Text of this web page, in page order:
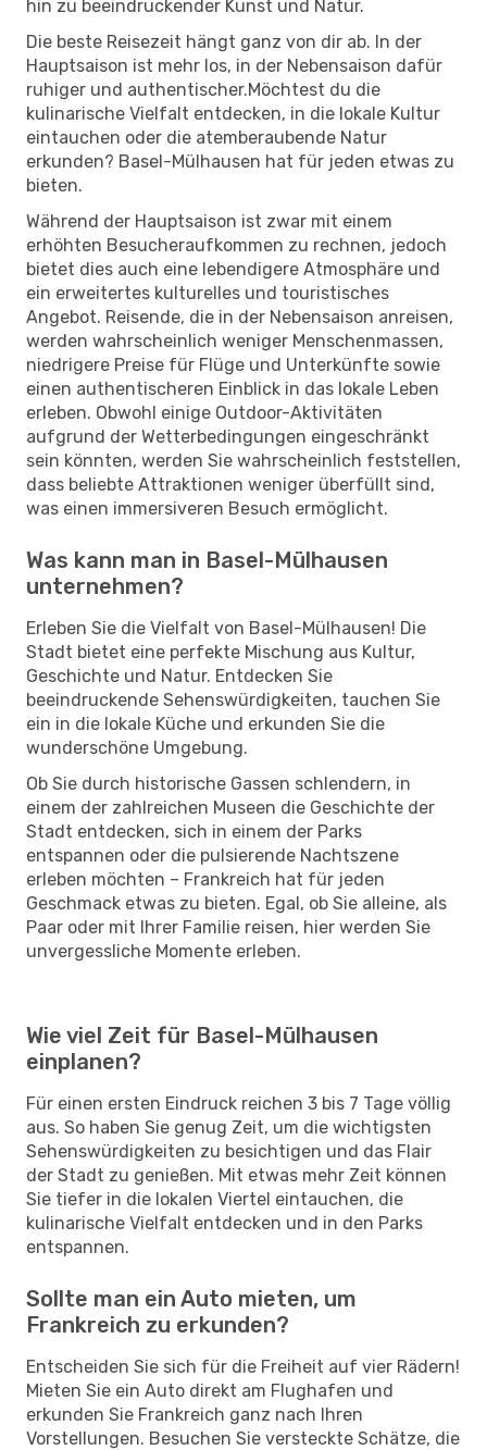
hin zu beeindruckender Kunst und Natur.
Die beste Reisezeit hängt ganz von dir ab. In der
Hauptsaison ist mehr los, in der Nebensaison dafür
ruhiger und authentischer.Möchtest du die
kulinarische Vielfalt entdecken, in die lokale Kultur
eintauchen oder die atemberaubende Natur
erkunden? Basel-Mülhausen hat für jeden etwas zu
bieten.
Während der Hauptsaison ist zwar mit einem
erhöhten Besucheraufkommen zu rechnen, jedoch
bietet dies auch eine lebendigere Atmosphäre und
ein erweitertes kulturelles und touristisches
Angebot. Reisende, die in der Nebensaison anreisen,
werden wahrscheinlich weniger Menschenmassen,
niedrigere Preise für Flüge und Unterkünfte sowie
einen authentischeren Einblick in das lokale Leben
erleben. Obwohl einige Outdoor-Aktivitäten
aufgrund der Wetterbedingungen eingeschränkt
sein könnten, werden Sie wahrscheinlich feststellen,
dass beliebte Attraktionen weniger überfüllt sind,
was einen immersiveren Besuch ermöglicht.
Was kann man in Basel-Mülhausen
unternehmen?
Erleben Sie die Vielfalt von Basel-Mülhausen! Die
Stadt bietet eine perfekte Mischung aus Kultur,
Geschichte und Natur. Entdecken Sie
beeindruckende Sehenswürdigkeiten, tauchen Sie
ein in die lokale Küche und erkunden Sie die
wunderschöne Umgebung.
Ob Sie durch historische Gassen schlendern, in
einem der zahlreichen Museen die Geschichte der
Stadt entdecken, sich in einem der Parks
entspannen oder die pulsierende Nachtszene
erleben möchten – Frankreich hat für jeden
Geschmack etwas zu bieten. Egal, ob Sie alleine, als
Paar oder mit Ihrer Familie reisen, hier werden Sie
unvergessliche Momente erleben.
Wie viel Zeit für Basel-Mülhausen
einplanen?
Für einen ersten Eindruck reichen 3 bis 7 Tage völlig
aus. So haben Sie genug Zeit, um die wichtigsten
Sehenswürdigkeiten zu besichtigen und das Flair
der Stadt zu genießen. Mit etwas mehr Zeit können
Sie tiefer in die lokalen Viertel eintauchen, die
kulinarische Vielfalt entdecken und in den Parks
entspannen.
Sollte man ein Auto mieten, um
Frankreich zu erkunden?
Entscheiden Sie sich für die Freiheit auf vier Rädern!
Mieten Sie ein Auto direkt am Flughafen und
erkunden Sie Frankreich ganz nach Ihren
Vorstellungen. Besuchen Sie versteckte Schätze, die